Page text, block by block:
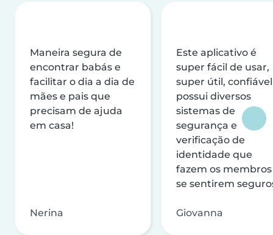
Maneira segura de
encontrar babás e
facilitar o dia a dia de
mães e pais que
precisam de ajuda
em casa!
Nerina
Este aplicativo é
super fácil de usar,
super útil,
possui diversos
sistemas de
segurança e
verificação de
identidade que
fazem os membros
se sentirem
Giovanna